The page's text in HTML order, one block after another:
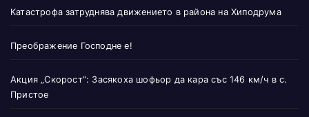
Катастрофа затруднява движението в района на Хиподрума
Преображение Господне е!
Акция „Скорост“: Засякоха шофьор да кара със 146 км/ч в с.
Пристое